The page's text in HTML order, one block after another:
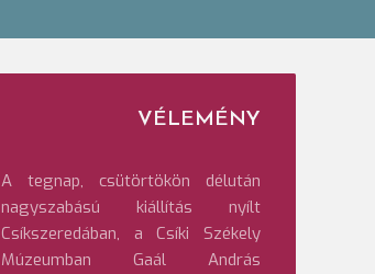
VÉLEMÉNY
A tegnap, csütörtökön délután
nagyszabású kiállítás nyílt
Csíkszeredában, a Csíki Székely
Múzeumban Gaál András